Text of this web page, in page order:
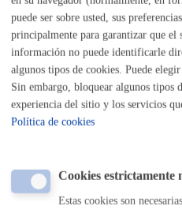
Inscripciones -
puede ser sobre usted, sus
principalmente para garantizar que
información no puede identificarle
algunos tipos de cookies. Puede
Sin embargo, bloquear algunos tipos
experiencia del sitio y los servicios
Política de cookies
Cookies estrictamente
Estas cookies son